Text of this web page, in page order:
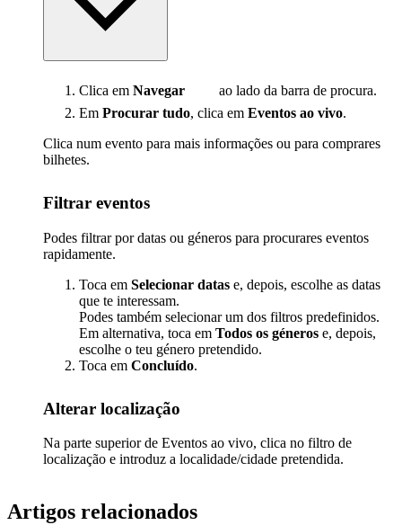
Clica em Navegar
ao lado da barra de procura.
Em Procurar tudo, clica em Eventos ao vivo.
Clica num evento para mais informações ou para comprares
bilhetes.
Filtrar eventos
Podes filtrar por datas ou géneros para procurares eventos
rapidamente.
Toca em Selecionar datas e, depois, escolhe as datas
que te interessam.
Podes também selecionar um dos filtros predefinidos.
Em alternativa, toca em Todos os géneros e, depois,
escolhe o teu género pretendido.
Toca em Concluído.
Alterar localização
Na parte superior de Eventos ao vivo, clica no filtro de
localização e introduz a localidade/cidade pretendida.
Artigos relacionados